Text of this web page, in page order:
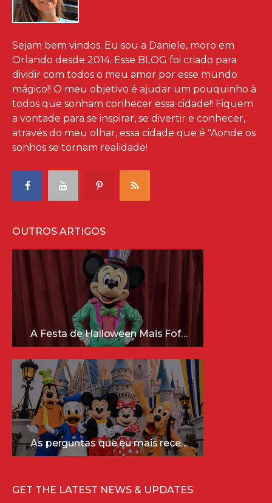
Sejam bem vindos. Eu sou a Daniele, moro em
Orlando desde 2014. Esse BLOG foi criado para
dividir com todos o meu amor por esse mundo
mágico!! O meu objetivo é ajudar um pouquinho à
todos que sonham conhecer essa cidade!! Fiquem
a vontade para se inspirar, se divertir e conhecer,
através do meu olhar, essa cidade que é "Aonde os
sonhos se tornam realidade!
OUTROS ARTIGOS
A Festa de Halloween Mais Fofa da Disney Está Chegando!
As perguntas que eu mais recebo sobre a Disney (e as respostas mais sinceras!)
GET THE LATEST NEWS & UPDATES